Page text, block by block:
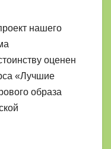
нашего
оценен
«Лучшие
образа